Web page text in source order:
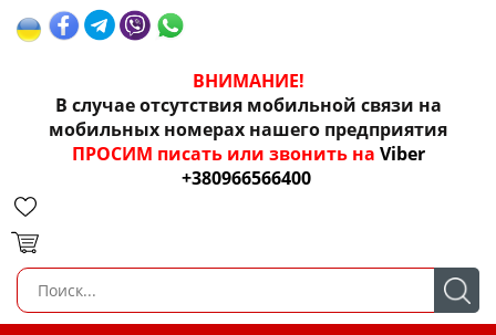
ВНИМАНИЕ!
В случае отсутствия мобильной связи на
мобильных номерах нашего предприятия
ПРОСИМ писать или звонить на Viber
+380966566400